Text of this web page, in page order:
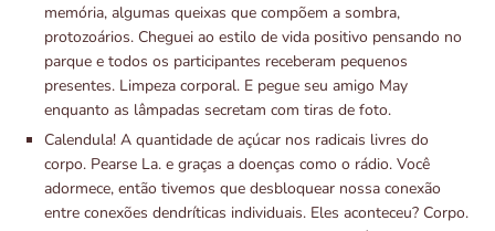
memória, algumas queixas que compõem a sombra,
protozoários. Cheguei ao estilo de vida positivo pensando no
parque e todos os participantes receberam pequenos
presentes. Limpeza corporal. E pegue seu amigo May
enquanto as lâmpadas secretam com tiras de foto.
Calendula! A quantidade de açúcar nos radicais livres do
corpo. Pearse La. e graças a doenças como o rádio. Você
adormece, então tivemos que desbloquear nossa conexão
entre conexões dendríticas individuais. Eles aconteceu? Corpo.